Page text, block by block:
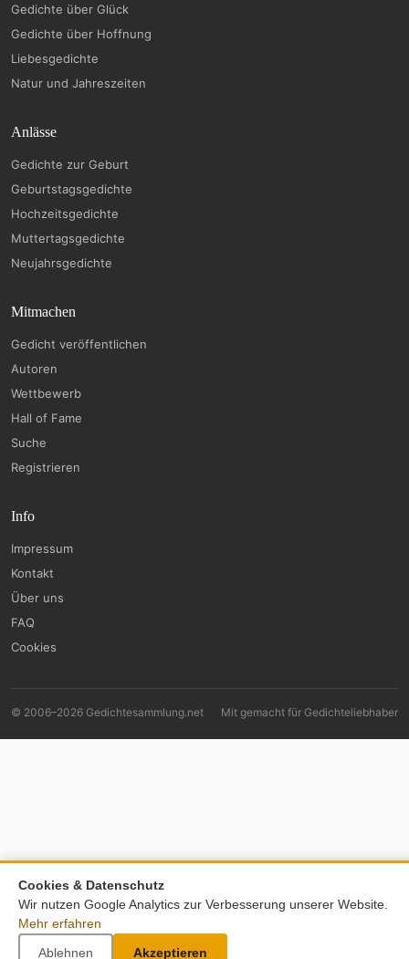
Gedichte über Glück
Gedichte über Hoffnung
Liebesgedichte
Natur und Jahreszeiten
Anlässe
Gedichte zur Geburt
Geburtstagsgedichte
Hochzeitsgedichte
Muttertagsgedichte
Neujahrsgedichte
Mitmachen
Gedicht veröffentlichen
Autoren
Wettbewerb
Hall of Fame
Suche
Registrieren
Info
Impressum
Kontakt
Über uns
FAQ
Cookies
© 2006–2026 Gedichtesammlung.net Mit gemacht für Gedichteliebhaber
Cookies & Datenschutz
Wir nutzen Google Analytics zur Verbesserung unserer Website.
Mehr erfahren
Ablehnen
Akzeptieren